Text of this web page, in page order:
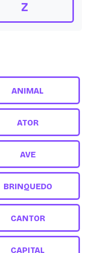
Z
ANIMAL
ATOR
AVE
BRINQUEDO
CANTOR
CAPITAL